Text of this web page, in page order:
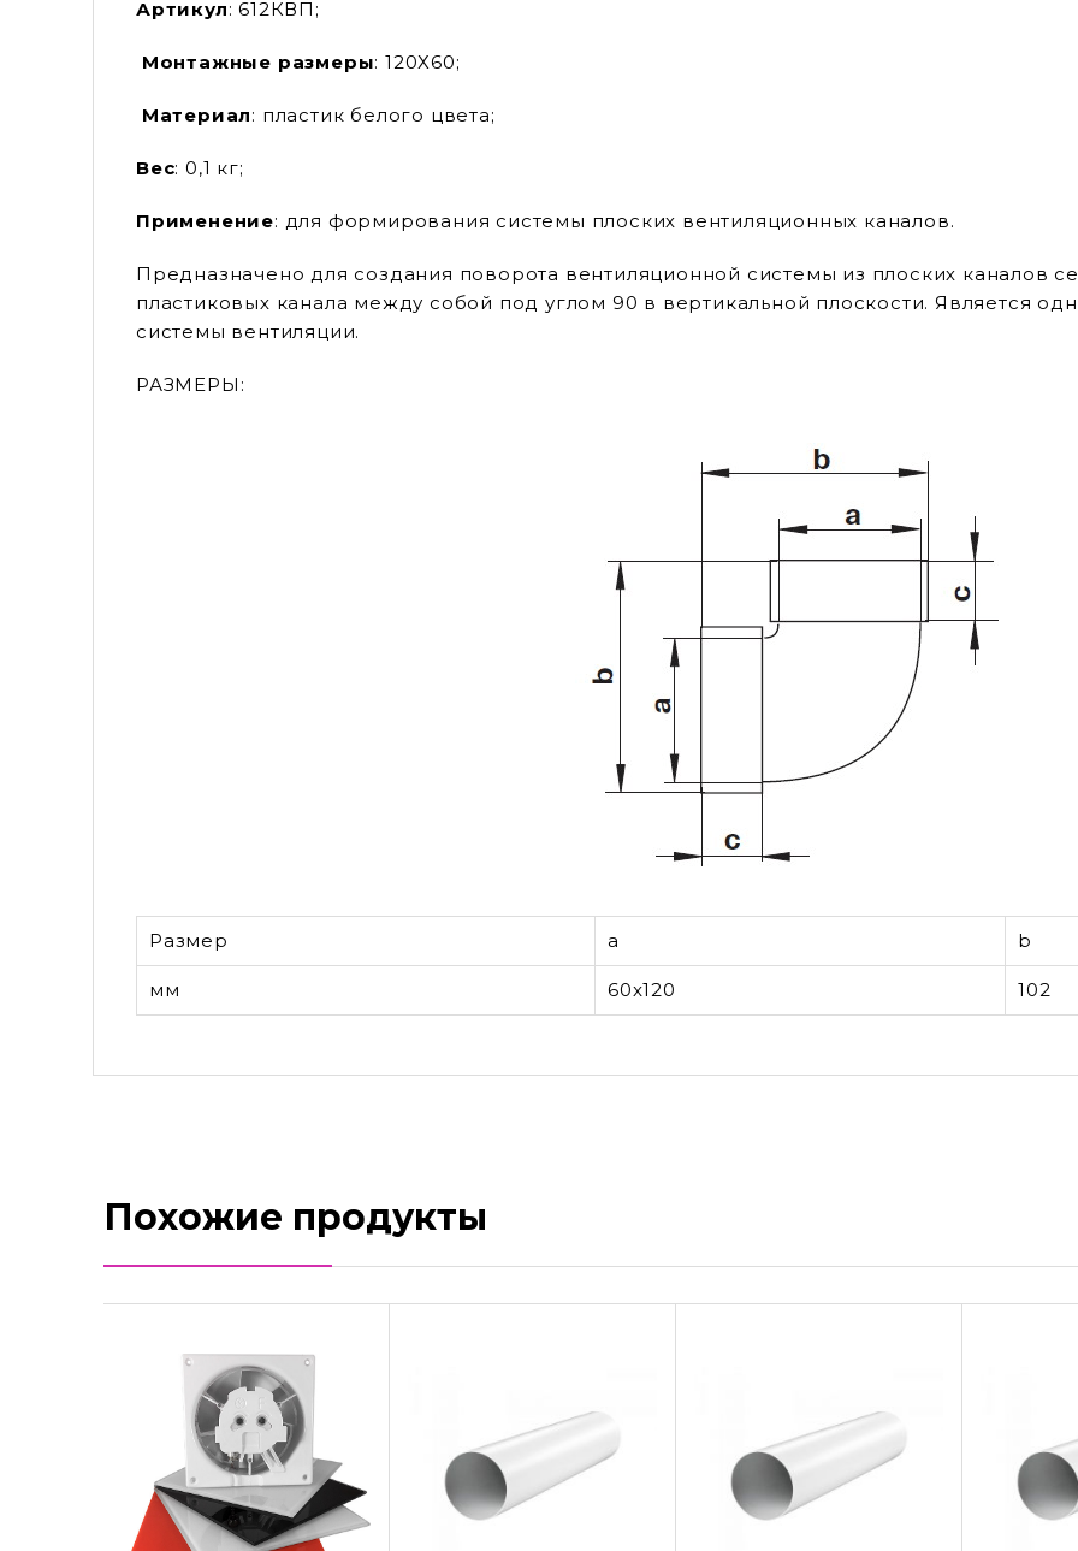
Артикул: 612КВП;
Монтажные размеры: 120Х60;
Материал: пластик белого цвета;
Вес: 0,1 кг;
Применение: для формирования системы плоских вентиляционных каналов.
Предназначено для создания поворота вентиляционной системы из плоских каналов
пластиковых канала между собой под углом 90 в вертикальной плоскости. Является
системы вентиляции.
РАЗМЕРЫ:
Размер a b
мм 60x120 102
Похожие продукты